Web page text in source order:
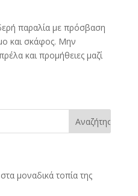
παραλία με πρόσβαση
και σκάφος. Μην
και προμήθειες μαζί
μοναδικά τοπία της